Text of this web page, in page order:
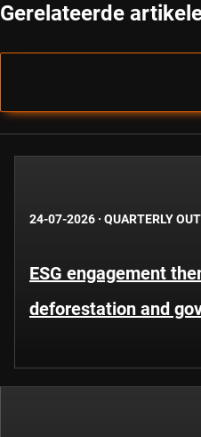
Gerelateerde
24-07-2026 · QUARTERLY
ESG engagement
deforestation and